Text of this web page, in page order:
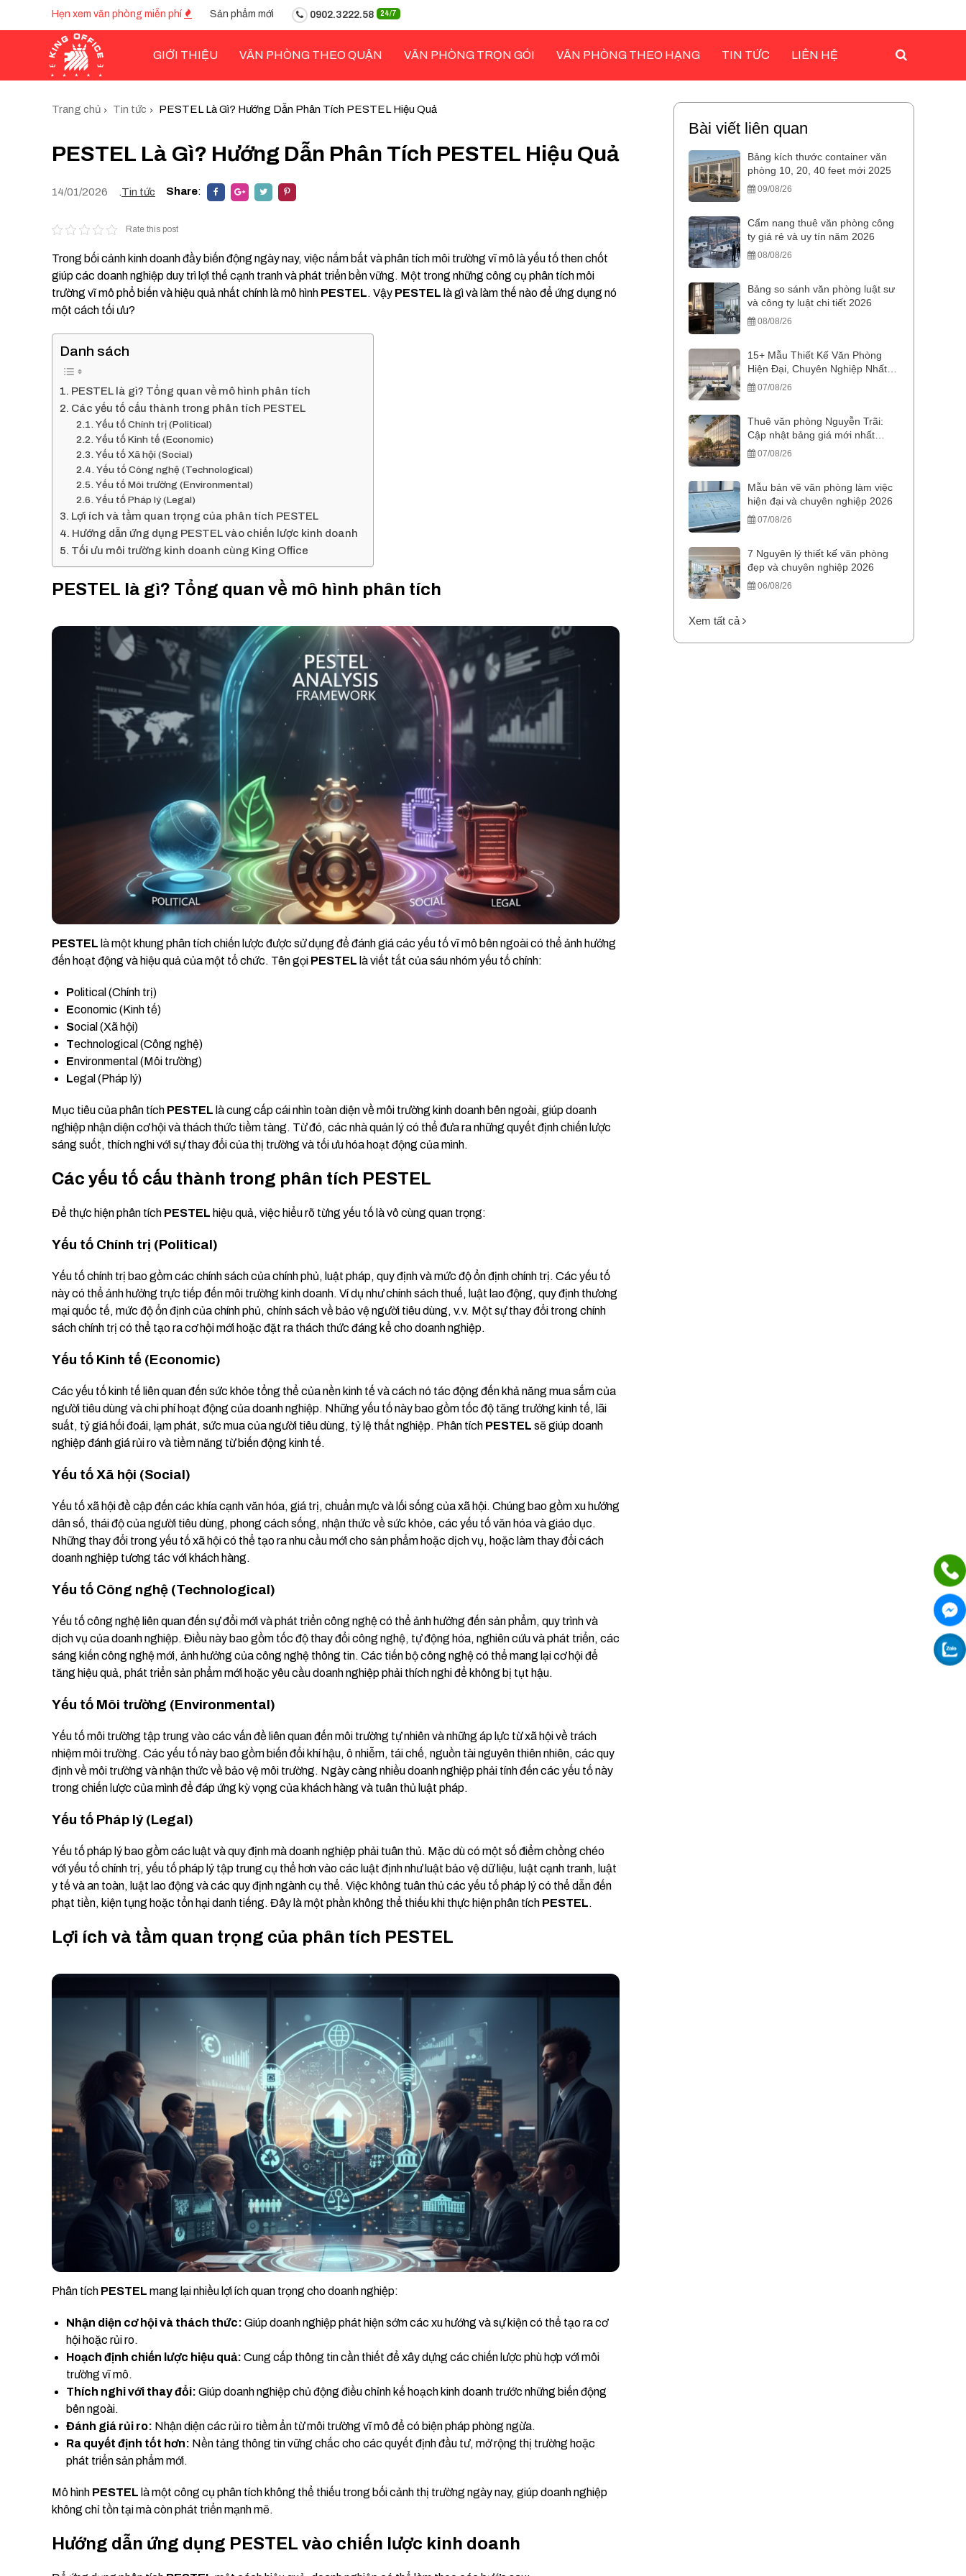
Hẹn xem văn phòng miễn phí Sản phẩm mới 0902.3222.58 24/7
GIỚI THIỆU VĂN PHÒNG THEO QUẬN VĂN PHÒNG TRỌN GÓI VĂN PHÒNG THEO HẠNG TIN TỨC LIÊN HỆ
Trang chủ Tin tức PESTEL Là Gì? Hướng Dẫn Phân Tích PESTEL Hiệu Quả
PESTEL Là Gì? Hướng Dẫn Phân Tích PESTEL Hiệu Quả
14/01/2026 .Tin tức Share:
Rate this post
Trong bối cảnh kinh doanh đầy biến động ngày nay, việc nắm bắt và phân tích môi trường vĩ mô là yếu tố then chốt
giúp các doanh nghiệp duy trì lợi thế cạnh tranh và phát triển bền vững. Một trong những công cụ phân tích môi
trường vĩ mô phổ biến và hiệu quả nhất chính là mô hình PESTEL. Vậy PESTEL là gì và làm thế nào để ứng dụng nó
một cách tối ưu?
Danh sách
PESTEL là gì? Tổng quan về mô hình phân tích
Các yếu tố cấu thành trong phân tích PESTEL
Yếu tố Chính trị (Political)
Yếu tố Kinh tế (Economic)
Yếu tố Xã hội (Social)
Yếu tố Công nghệ (Technological)
Yếu tố Môi trường (Environmental)
Yếu tố Pháp lý (Legal)
Lợi ích và tầm quan trọng của phân tích PESTEL
Hướng dẫn ứng dụng PESTEL vào chiến lược kinh doanh
Tối ưu môi trường kinh doanh cùng King Office
PESTEL là gì? Tổng quan về mô hình phân tích
PESTEL là một khung phân tích chiến lược được sử dụng để đánh giá các yếu tố vĩ mô bên ngoài có thể ảnh hưởng
đến hoạt động và hiệu quả của một tổ chức. Tên gọi PESTEL là viết tắt của sáu nhóm yếu tố chính:
Political (Chính trị)
Economic (Kinh tế)
Social (Xã hội)
Technological (Công nghệ)
Environmental (Môi trường)
Legal (Pháp lý)
Mục tiêu của phân tích PESTEL là cung cấp cái nhìn toàn diện về môi trường kinh doanh bên ngoài, giúp doanh
nghiệp nhận diện cơ hội và thách thức tiềm tàng. Từ đó, các nhà quản lý có thể đưa ra những quyết định chiến lược
sáng suốt, thích nghi với sự thay đổi của thị trường và tối ưu hóa hoạt động của mình.
Các yếu tố cấu thành trong phân tích PESTEL
Để thực hiện phân tích PESTEL hiệu quả, việc hiểu rõ từng yếu tố là vô cùng quan trọng:
Yếu tố Chính trị (Political)
Yếu tố chính trị bao gồm các chính sách của chính phủ, luật pháp, quy định và mức độ ổn định chính trị. Các yếu tố
này có thể ảnh hưởng trực tiếp đến môi trường kinh doanh. Ví dụ như chính sách thuế, luật lao động, quy định thương
mại quốc tế, mức độ ổn định của chính phủ, chính sách về bảo vệ người tiêu dùng, v.v. Một sự thay đổi trong chính
sách chính trị có thể tạo ra cơ hội mới hoặc đặt ra thách thức đáng kể cho doanh nghiệp.
Yếu tố Kinh tế (Economic)
Các yếu tố kinh tế liên quan đến sức khỏe tổng thể của nền kinh tế và cách nó tác động đến khả năng mua sắm của
người tiêu dùng và chi phí hoạt động của doanh nghiệp. Những yếu tố này bao gồm tốc độ tăng trưởng kinh tế, lãi
suất, tỷ giá hối đoái, lạm phát, sức mua của người tiêu dùng, tỷ lệ thất nghiệp. Phân tích PESTEL sẽ giúp doanh
nghiệp đánh giá rủi ro và tiềm năng từ biến động kinh tế.
Yếu tố Xã hội (Social)
Yếu tố xã hội đề cập đến các khía cạnh văn hóa, giá trị, chuẩn mực và lối sống của xã hội. Chúng bao gồm xu hướng
dân số, thái độ của người tiêu dùng, phong cách sống, nhận thức về sức khỏe, các yếu tố văn hóa và giáo dục.
Những thay đổi trong yếu tố xã hội có thể tạo ra nhu cầu mới cho sản phẩm hoặc dịch vụ, hoặc làm thay đổi cách
doanh nghiệp tương tác với khách hàng.
Yếu tố Công nghệ (Technological)
Yếu tố công nghệ liên quan đến sự đổi mới và phát triển công nghệ có thể ảnh hưởng đến sản phẩm, quy trình và
dịch vụ của doanh nghiệp. Điều này bao gồm tốc độ thay đổi công nghệ, tự động hóa, nghiên cứu và phát triển, các
sáng kiến công nghệ mới, ảnh hưởng của công nghệ thông tin. Các tiến bộ công nghệ có thể mang lại cơ hội để
tăng hiệu quả, phát triển sản phẩm mới hoặc yêu cầu doanh nghiệp phải thích nghi để không bị tụt hậu.
Yếu tố Môi trường (Environmental)
Yếu tố môi trường tập trung vào các vấn đề liên quan đến môi trường tự nhiên và những áp lực từ xã hội về trách
nhiệm môi trường. Các yếu tố này bao gồm biến đổi khí hậu, ô nhiễm, tái chế, nguồn tài nguyên thiên nhiên, các quy
định về môi trường và nhận thức về bảo vệ môi trường. Ngày càng nhiều doanh nghiệp phải tính đến các yếu tố này
trong chiến lược của mình để đáp ứng kỳ vọng của khách hàng và tuân thủ luật pháp.
Yếu tố Pháp lý (Legal)
Yếu tố pháp lý bao gồm các luật và quy định mà doanh nghiệp phải tuân thủ. Mặc dù có một số điểm chồng chéo
với yếu tố chính trị, yếu tố pháp lý tập trung cụ thể hơn vào các luật định như luật bảo vệ dữ liệu, luật cạnh tranh, luật
y tế và an toàn, luật lao động và các quy định ngành cụ thể. Việc không tuân thủ các yếu tố pháp lý có thể dẫn đến
phạt tiền, kiện tụng hoặc tổn hại danh tiếng. Đây là một phần không thể thiếu khi thực hiện phân tích PESTEL.
Lợi ích và tầm quan trọng của phân tích PESTEL
Phân tích PESTEL mang lại nhiều lợi ích quan trọng cho doanh nghiệp:
Nhận diện cơ hội và thách thức: Giúp doanh nghiệp phát hiện sớm các xu hướng và sự kiện có thể tạo ra cơ
hội hoặc rủi ro.
Hoạch định chiến lược hiệu quả: Cung cấp thông tin cần thiết để xây dựng các chiến lược phù hợp với môi
trường vĩ mô.
Thích nghi với thay đổi: Giúp doanh nghiệp chủ động điều chỉnh kế hoạch kinh doanh trước những biến động
bên ngoài.
Đánh giá rủi ro: Nhận diện các rủi ro tiềm ẩn từ môi trường vĩ mô để có biện pháp phòng ngừa.
Ra quyết định tốt hơn: Nền tảng thông tin vững chắc cho các quyết định đầu tư, mở rộng thị trường hoặc
phát triển sản phẩm mới.
Mô hình PESTEL là một công cụ phân tích không thể thiếu trong bối cảnh thị trường ngày nay, giúp doanh nghiệp
không chỉ tồn tại mà còn phát triển mạnh mẽ.
Hướng dẫn ứng dụng PESTEL vào chiến lược kinh doanh
Bài viết liên quan
Bảng kích thước container văn
phòng 10, 20, 40 feet mới 2025
09/08/26
Cẩm nang thuê văn phòng công
ty giá rẻ và uy tín năm 2026
08/08/26
Bảng so sánh văn phòng luật sư
và công ty luật chi tiết 2026
08/08/26
15+ Mẫu Thiết Kế Văn Phòng
Hiện Đại, Chuyên Nghiệp Nhất
202607/08/26
Thuê văn phòng Nguyễn Trãi:
Cập nhật bảng giá mới nhất
202607/08/26
Mẫu bản vẽ văn phòng làm việc
hiện đại và chuyên nghiệp 2026
07/08/26
7 Nguyên lý thiết kế văn phòng
đẹp và chuyên nghiệp 2026
06/08/26
Xem tất cả